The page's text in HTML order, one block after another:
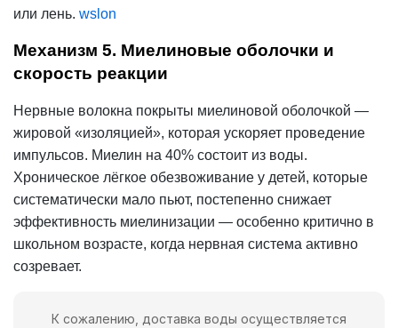
или лень. wslon
Механизм 5. Миелиновые оболочки и
скорость реакции
Нервные волокна покрыты миелиновой оболочкой —
жировой «изоляцией», которая ускоряет проведение
импульсов. Миелин на 40% состоит из воды.
Хроническое лёгкое обезвоживание у детей, которые
систематически мало пьют, постепенно снижает
эффективность миелинизации — особенно критично в
школьном возрасте, когда нервная система активно
созревает.
К сожалению, доставка воды осуществляется